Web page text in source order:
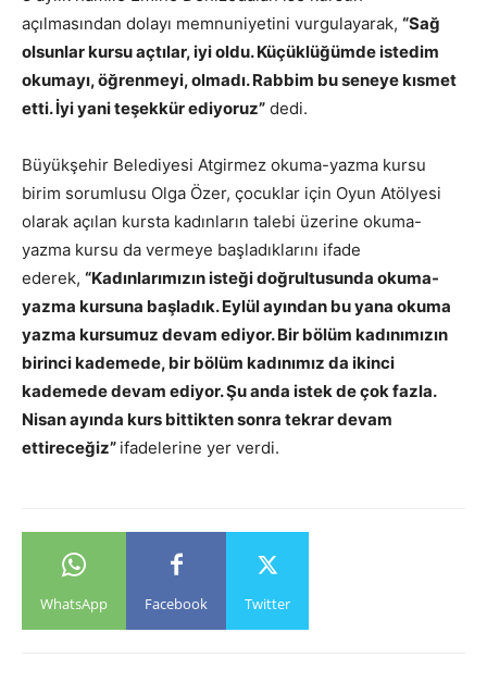
açılmasından dolayı memnuniyetini vurgulayarak, “Sağ
olsunlar kursu açtılar, iyi oldu. Küçüklüğümde istedim
okumayı, öğrenmeyi, olmadı. Rabbim bu seneye kısmet
etti. İyi yani teşekkür ediyoruz” dedi.
Büyükşehir Belediyesi Atgirmez okuma-yazma kursu
birim sorumlusu Olga Özer, çocuklar için Oyun Atölyesi
olarak açılan kursta kadınların talebi üzerine okuma-
yazma kursu da vermeye başladıklarını ifade
ederek, “Kadınlarımızın isteği doğrultusunda okuma-
yazma kursuna başladık. Eylül ayından bu yana okuma
yazma kursumuz devam ediyor. Bir bölüm kadınımızın
birinci kademede, bir bölüm kadınımız da ikinci
kademede devam ediyor. Şu anda istek de çok fazla.
Nisan ayında kurs bittikten sonra tekrar devam
ettireceğiz” ifadelerine yer verdi.
WhatsApp Facebook Twitter